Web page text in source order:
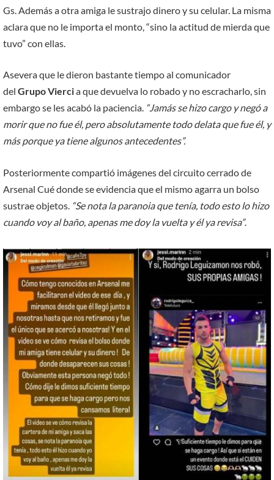
Gs. Además a otra amiga le sustrajo dinero y su celular. La misma
aclara que no le importa el monto, “sino la actitud de mierda que
tuvo” con ellas.
Asevera que le dieron bastante tiempo al comunicador
del Grupo Viercia que devuelva lo robado y no escracharlo, sin
embargo se les acabó la paciencia. “Jamás se hizo cargo y negó a
morir que no fue él, pero absolutamente todo delata que fue él, y
más porque ya tiene algunos antecedentes”.
Posteriormente compartió imágenes del circuito cerrado de
Arsenal Cué donde se evidencia que el mismo agarra un bolso
sustrae objetos. “Se nota la paranoia que tenía, todo esto lo hizo
cuando voy al baño, apenas me doy la vuelta y él ya revisa”.